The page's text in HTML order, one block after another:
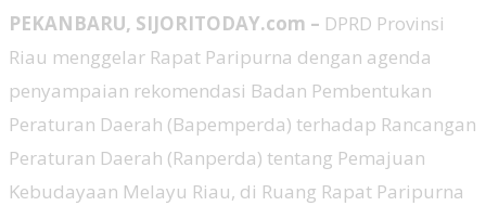
PEKANBARU, SIJORITODAY.com – DPRD Provinsi
Riau menggelar Rapat Paripurna dengan agenda
penyampaian rekomendasi Badan Pembentukan
Peraturan Daerah (Bapemperda) terhadap Rancangan
Peraturan Daerah (Ranperda) tentang Pemajuan
Kebudayaan Melayu Riau, di Ruang Rapat Paripurna